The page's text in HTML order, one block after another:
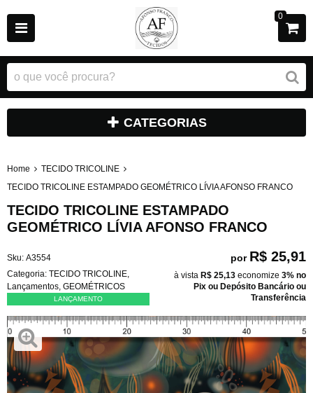
0
CATEGORIAS
Home
TECIDO TRICOLINE
TECIDO TRICOLINE ESTAMPADO GEOMÉTRICO LÍVIA AFONSO FRANCO
TECIDO TRICOLINE ESTAMPADO
GEOMÉTRICO LÍVIA AFONSO FRANCO
Sku: A3554
Categoria: TECIDO TRICOLINE
Lançamentos GEOMÉTRICOS
LANÇAMENTO
por R$ 25,91
à vista R$ 25,13 economize 3% no
Pix ou Depósito Bancário ou
Transferência